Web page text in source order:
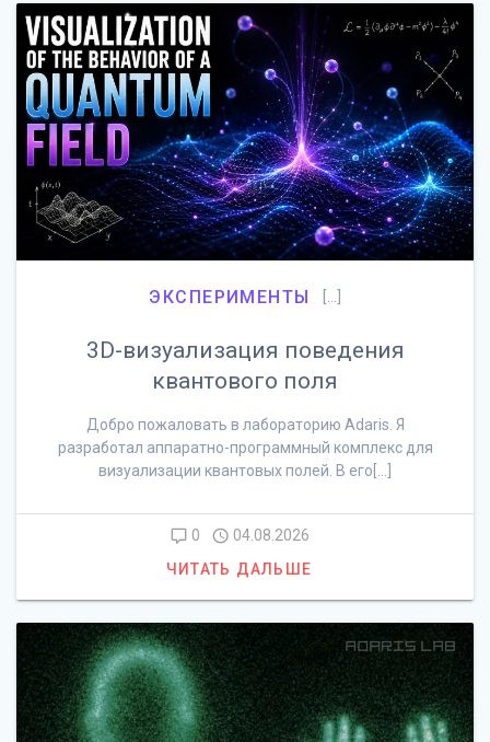
ЭКСПЕРИМЕНТЫ
3D-визуализация поведения
квантового поля
Добро пожаловать в лабораторию Adaris. Я
разработал аппаратно-программный комплекс для
визуализации квантовых полей. В его[…]
0
04.08.2026
ЧИТАТЬ ДАЛЬШЕ